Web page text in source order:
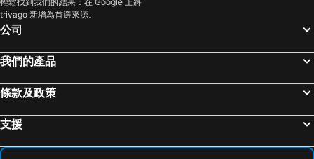
trivago 新增為首選來源。
公司
我們的產品
條款及政策
支援